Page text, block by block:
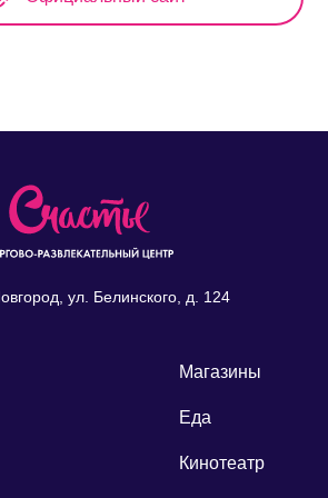
Кинотеатр
Еда
Магазины
ул. Белинского, д. 124